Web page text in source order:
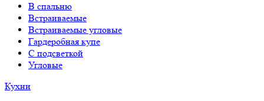
В спальню
Встраиваемые
Встраиваемые угловые
Гардеробная купе
С подсветкой
Угловые
Кухни